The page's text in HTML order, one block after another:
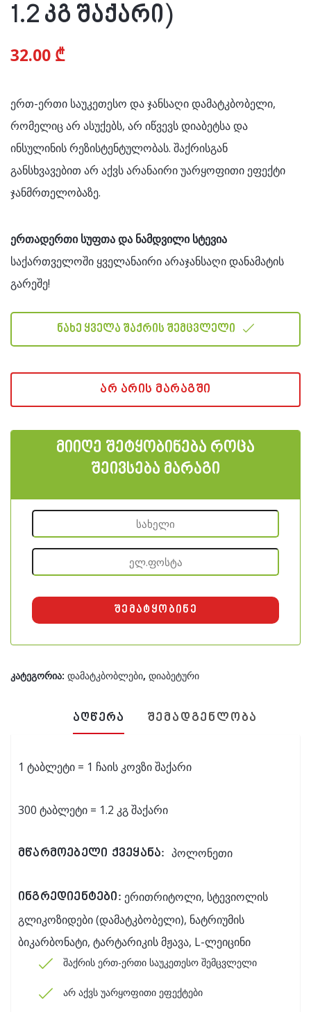
1.2 კგ შაქარი)
32.00 ₾
ერთ-ერთი საუკეთესო და ჯანსაღი დამატკბობელი,
რომელიც არ ასუქებს, არ იწვევს დიაბეტსა და
ინსულინის რეზისტენტულობას. შაქრისგან
განსხვავებით არ აქვს არანაირი უარყოფითი ეფექტი
ჯანმრთელობაზე.
ერთადერთი სუფთა და ნამდვილი სტევია
საქართველოში ყველანაირი არაჯანსაღი დანამატის
გარეშე!
ნახე ყველა შაქრის შემცვლელი
არ არის მარაგში
მიიღე შეტყობინება როცა
შეივსება მარაგი
კატეგორია: დამატკბობლები, დიაბეტური
აღწერა შემადგენლობა
1 ტაბლეტი = 1 ჩაის კოვზი შაქარი
300 ტაბლეტი = 1.2 კგ შაქარი
მწარმოებელი ქვეყანა: პოლონეთი
ინგრედიენტები: ერითრიტოლი, სტევიოლის
გლიკოზიდები (დამატკბობელი), ნატრიუმის
ბიკარბონატი, ტარტარიკის მჟავა, L-ლეიცინი
შაქრის ერთ-ერთი საუკეთესო შემცვლელი
არ აქვს უარყოფითი ეფექტები